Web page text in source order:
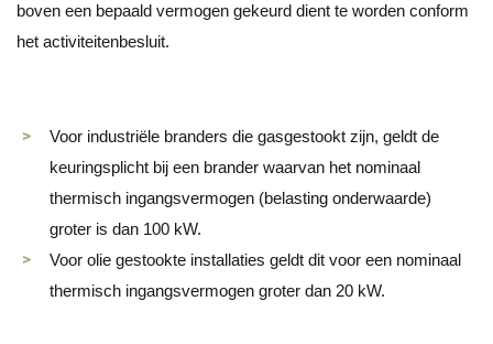
boven een bepaald vermogen gekeurd dient te worden conform
het activiteitenbesluit.
Voor industriële branders die gasgestookt zijn, geldt de
keuringsplicht bij een brander waarvan het nominaal
thermisch ingangsvermogen (belasting onderwaarde)
groter is dan 100 kW.
Voor olie gestookte installaties geldt dit voor een nominaal
thermisch ingangsvermogen groter dan 20 kW.